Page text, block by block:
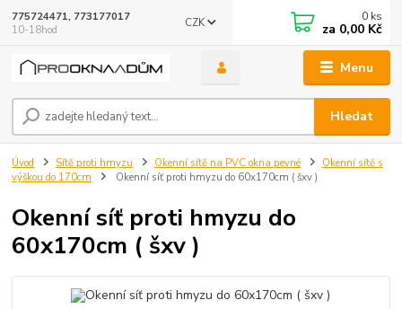
Menu
CZK
Hledat
775724471, 773177017
10-18hod
0 ks
za 0,00 Kč
Úvod Sítě proti hmyzu Okenní sítě na PVC okna pevné
Okenní sítě s
výškou do 170cm
Okenní síť proti hmyzu do 60x170cm ( šxv )
Okenní síť proti hmyzu do
60x170cm ( šxv )